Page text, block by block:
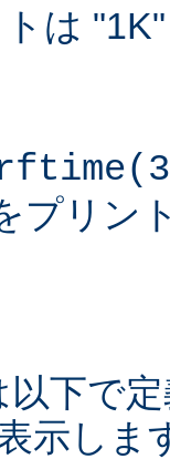
は
プリン
下で
示しま